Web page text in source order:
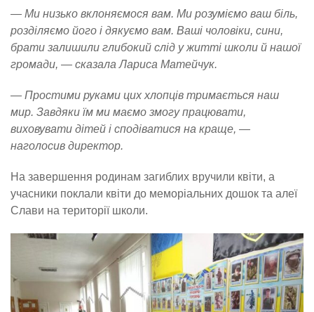
— Ми низько вклоняємося вам. Ми розуміємо ваш біль,
розділяємо його і дякуємо вам. Ваші чоловіки, сини,
брати залишили глибокий слід у житті школи й нашої
громади, — сказала Лариса Матейчук.
— Простими руками цих хлопців тримається наш
мир. Завдяки їм ми маємо змогу працювати,
виховувати дітей і сподіватися на краще, —
наголосив директор.
На завершення родинам загиблих вручили квіти, а
учасники поклали квіти до меморіальних дошок та алеї
Слави на території школи.